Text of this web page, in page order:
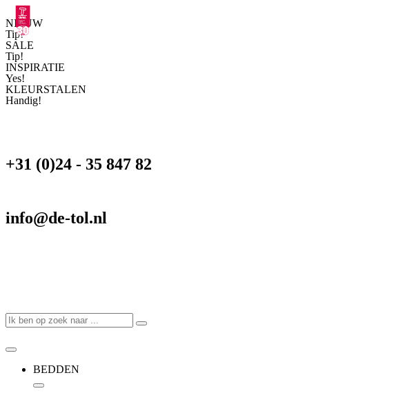
NIEUW
Tip!
SALE
Tip!
INSPIRATIE
Yes!
KLEURSTALEN
Handig!
+31 (0)24 - 35 847 82
info@de-tol.nl
BEDDEN